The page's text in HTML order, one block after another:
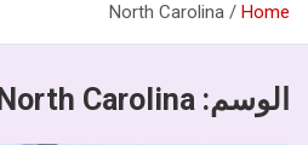
Home
North Carolina
الوسم: North Carolina